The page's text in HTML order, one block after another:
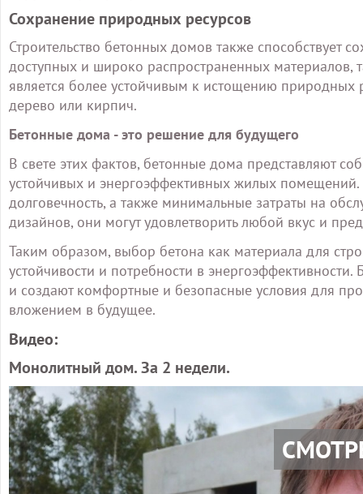
Сохранение природных ресурсов
Строительство бетонных домов также способствует
доступных и широко распространенных материалов,
является более устойчивым к истощению
дерево или кирпич.
Бетонные дома - это решение для будущего
В свете этих фактов, бетонные дома представляют
устойчивых и энергоэффективных жилых
долговечность, а также минимальные затраты на
дизайнов, они могут удовлетворить любой вкус и
Таким образом, выбор бетона как материала для
устойчивости и потребности в
и создают комфортные и безопасные условия для
вложением в будущее.
Видео:
Монолитный дом. За 2 недели.